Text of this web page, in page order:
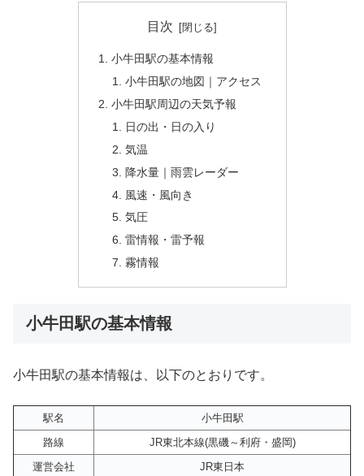
目次
小牛田駅の基本情報
小牛田駅の地図｜アクセス
小牛田駅周辺の天気予報
日の出・日の入り
気温
降水量｜雨雲レーダー
風速・風向き
気圧
雷情報・雷予報
霧情報
小牛田駅の基本情報
小牛田駅の基本情報は、以下のとおりです。
駅名
小牛田駅
路線
JR東北本線(黒磯～利府・盛岡)
運営会社
JR東日本